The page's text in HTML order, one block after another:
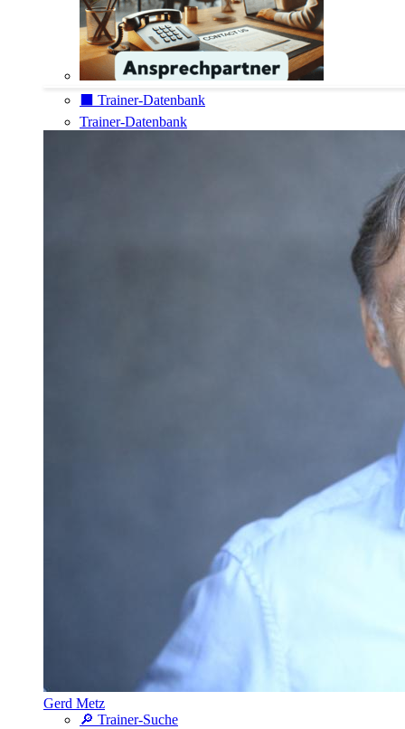
⬛️ Trainer-Datenbank
Trainer-Datenbank
Gerd Metz
🔎 Trainer-Suche